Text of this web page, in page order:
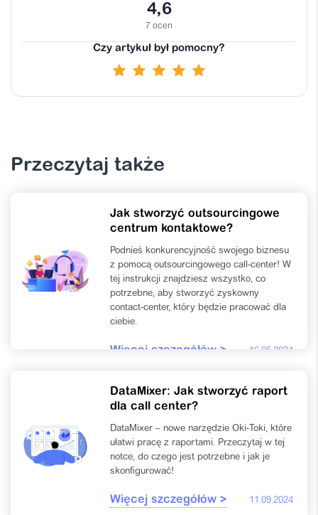
4,6
7 ocen
Czy artykuł był pomocny?
Przeczytaj także
Jak stworzyć outsourcingowe
centrum kontaktowe?
Podnieś konkurencyjność swojego biznesu
z pomocą outsourcingowego call-center! W
tej instrukcji znajdziesz wszystko, co
potrzebne, aby stworzyć zyskowny
contact-center, który będzie pracować dla
ciebie.
Więcej szczegółów > 16.05.2024
DataMixer: Jak stworzyć raport
dla call center?
DataMixer – nowe narzędzie Oki-Toki, które
ułatwi pracę z raportami. Przeczytaj w tej
notce, do czego jest potrzebne i jak je
skonfigurować!
Więcej szczegółów > 11.09.2024